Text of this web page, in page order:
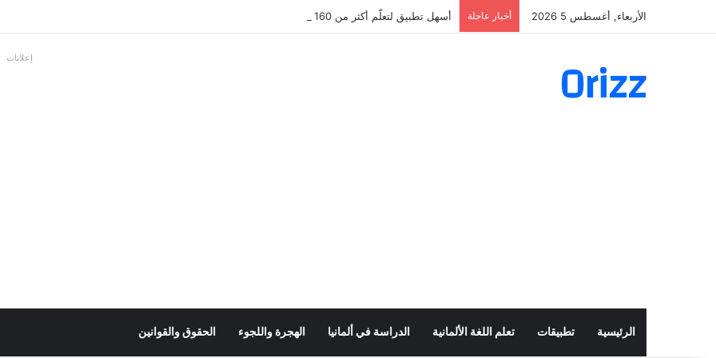
الأربعاء, أغسطس 5 2026 أخبار عاجلة أسهل تطبيق لتعلّم أكثر من 160 ألف فعل بالألمانية
Orizz إعلانات
الرئيسية تطبيقات تعلم اللغة الألمانية الدراسة في ألمانيا الهجرة واللجوء الحقوق والقوانين